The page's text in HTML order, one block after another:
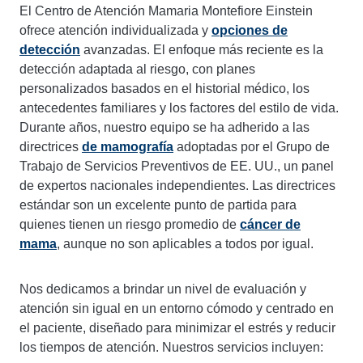
El Centro de Atención Mamaria Montefiore Einstein
ofrece atención individualizada y opciones de
detección avanzadas. El enfoque más reciente es la
detección adaptada al riesgo, con planes
personalizados basados ​​en el historial médico, los
antecedentes familiares y los factores del estilo de vida.
Durante años, nuestro equipo se ha adherido a las
directrices de mamografía adoptadas por el Grupo de
Trabajo de Servicios Preventivos de EE. UU., un panel
de expertos nacionales independientes. Las directrices
estándar son un excelente punto de partida para
quienes tienen un riesgo promedio de cáncer de
mama, aunque no son aplicables a todos por igual.
Nos dedicamos a brindar un nivel de evaluación y
atención sin igual en un entorno cómodo y centrado en
el paciente, diseñado para minimizar el estrés y reducir
los tiempos de atención. Nuestros servicios incluyen: